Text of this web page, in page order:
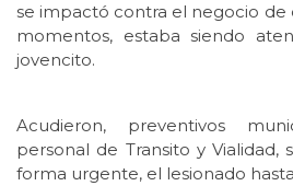
se impactó contra el negocio de
momentos, estaba siendo
jovencito.
Acudieron, preventivos
personal de Transito y Vialidad,
forma urgente, el lesionado